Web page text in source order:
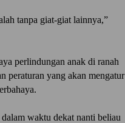
tanpa giat-giat lainnya,”
perlindungan anak di ranah
peraturan yang akan mengatur
waktu dekat nanti beliau